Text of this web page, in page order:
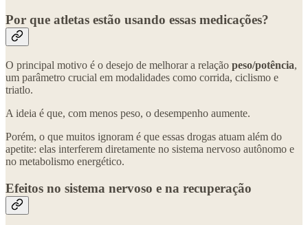
Por que atletas estão usando essas medicações?
O principal motivo é o desejo de melhorar a relação peso/potência,
um parâmetro crucial em modalidades como corrida, ciclismo e
triatlo.
A ideia é que, com menos peso, o desempenho aumente.
Porém, o que muitos ignoram é que essas drogas atuam além do
apetite: elas interferem diretamente no sistema nervoso autônomo e
no metabolismo energético.
Efeitos no sistema nervoso e na recuperação